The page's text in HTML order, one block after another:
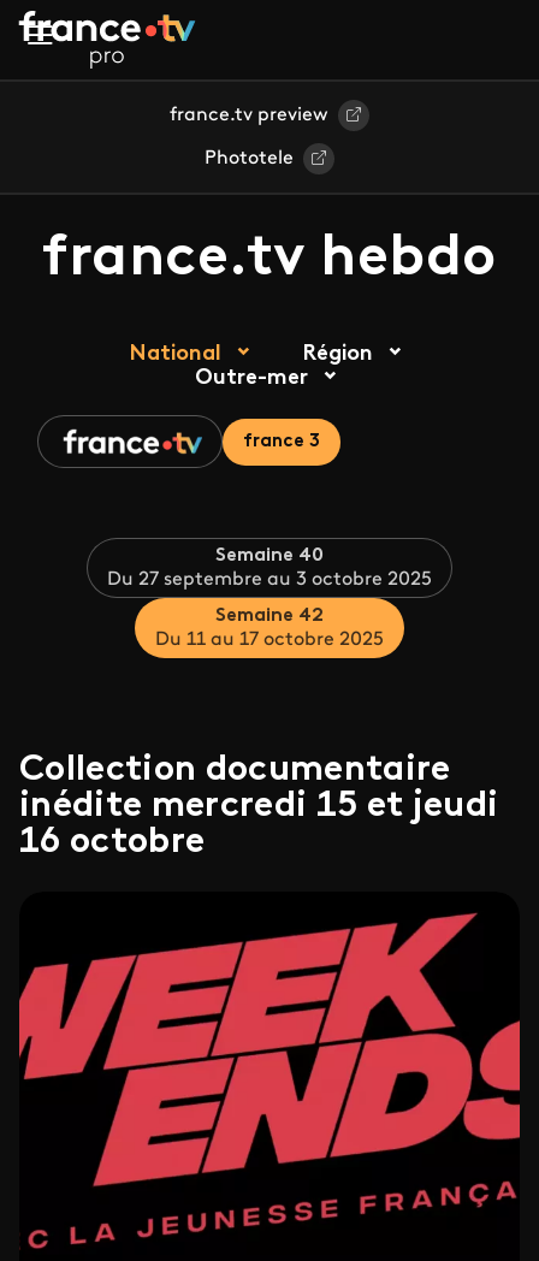
Aller au contenu principal
france.tv preview
Phototele
france.tv hebdo
National
Région
Outre-mer
france 3
Semaine 40
Du 27 septembre au 3 octobre 2025
Semaine 42
Du 11 au 17 octobre 2025
Collection documentaire
inédite mercredi 15 et jeudi
16 octobre